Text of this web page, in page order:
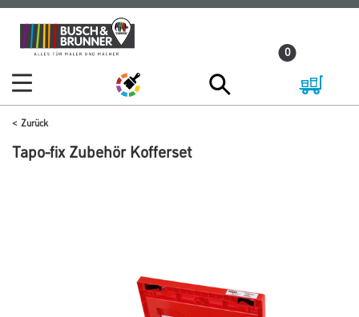
Zum
Inhalt
Zum
Navigationsmenü
0
Zurück
Tapo-fix Zubehör Kofferset